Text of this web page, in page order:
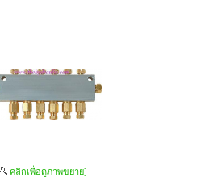
คลิกเพื่อดูภาพขยาย]